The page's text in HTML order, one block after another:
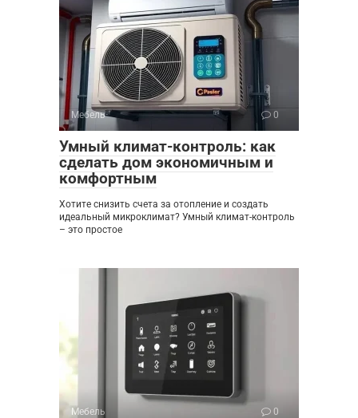
Мебель 0
Умный климат-контроль: как
сделать дом экономичным и
комфортным
Хотите снизить счета за отопление и создать
идеальный микроклимат? Умный климат-контроль
– это простое
Мебель 0